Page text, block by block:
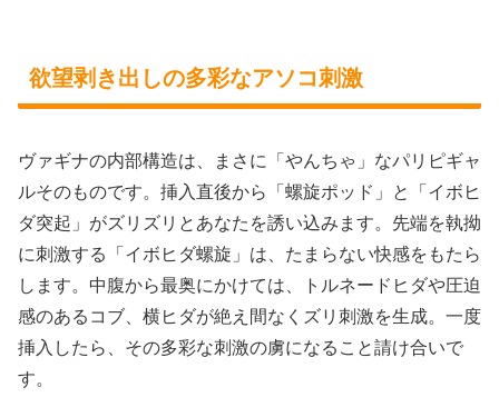
欲望剥き出しの多彩なアソコ刺激
ヴァギナの内部構造は、まさに「やんちゃ」なパリピギャ
ルそのものです。挿入直後から「螺旋ポッド」と「イボヒ
ダ突起」がズリズリとあなたを誘い込みます。先端を執拗
に刺激する「イボヒダ螺旋」は、たまらない快感をもたら
します。中腹から最奥にかけては、トルネードヒダや圧迫
感のあるコブ、横ヒダが絶え間なくズリ刺激を生成。一度
挿入したら、その多彩な刺激の虜になること請け合いで
す。